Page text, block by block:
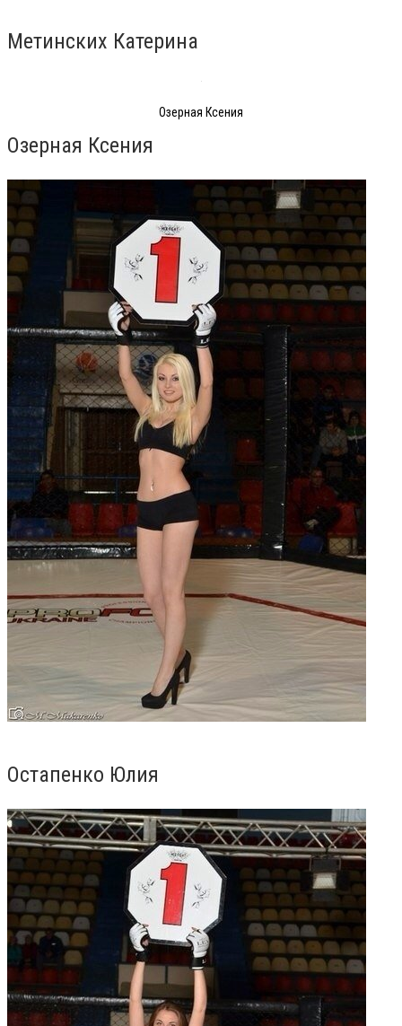
Метинских Катерина
Озерная Ксения
Озерная Ксения
Остапенко Юлия